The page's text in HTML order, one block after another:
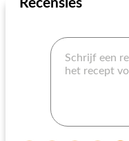
botswaanse kool (botswana)
Recensies